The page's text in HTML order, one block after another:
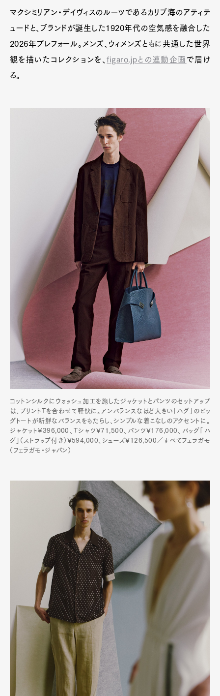
マクシミリアン・デイヴィスのルーツであるカリブ海のアティテ
ュードと、ブランドが誕生した1920年代の空気感を融合した
2026年プレフォール。メンズ、ウィメンズともに共通した世界
観を描いたコレクションを、figaro.jpとの連動企画 で届け
る。
コットンシルクにウォッシュ加工を施したジャケットとパンツのセットアップ
は、プリントTを合わせて軽快に。アンバランスなほど大きい「ハグ」のビッ
グトートが新鮮なバランスをもたらし、シンプルな着こなしのアクセントに。
ジャケット¥396,000、Tシャツ¥71,500、パンツ¥176,000、バッグ「ハ
グ」（ストラップ付き）¥594,000、シューズ¥126,500／すべてフェラガモ
（フェラガモ・ジャパン）